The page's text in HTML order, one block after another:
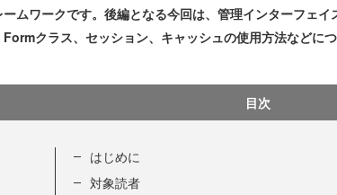
ームワークです。後編となる今回は、管理インターフェ
Formクラス、セッション、キャッシュの使用方法などにつ
目次
はじめに
対象読者